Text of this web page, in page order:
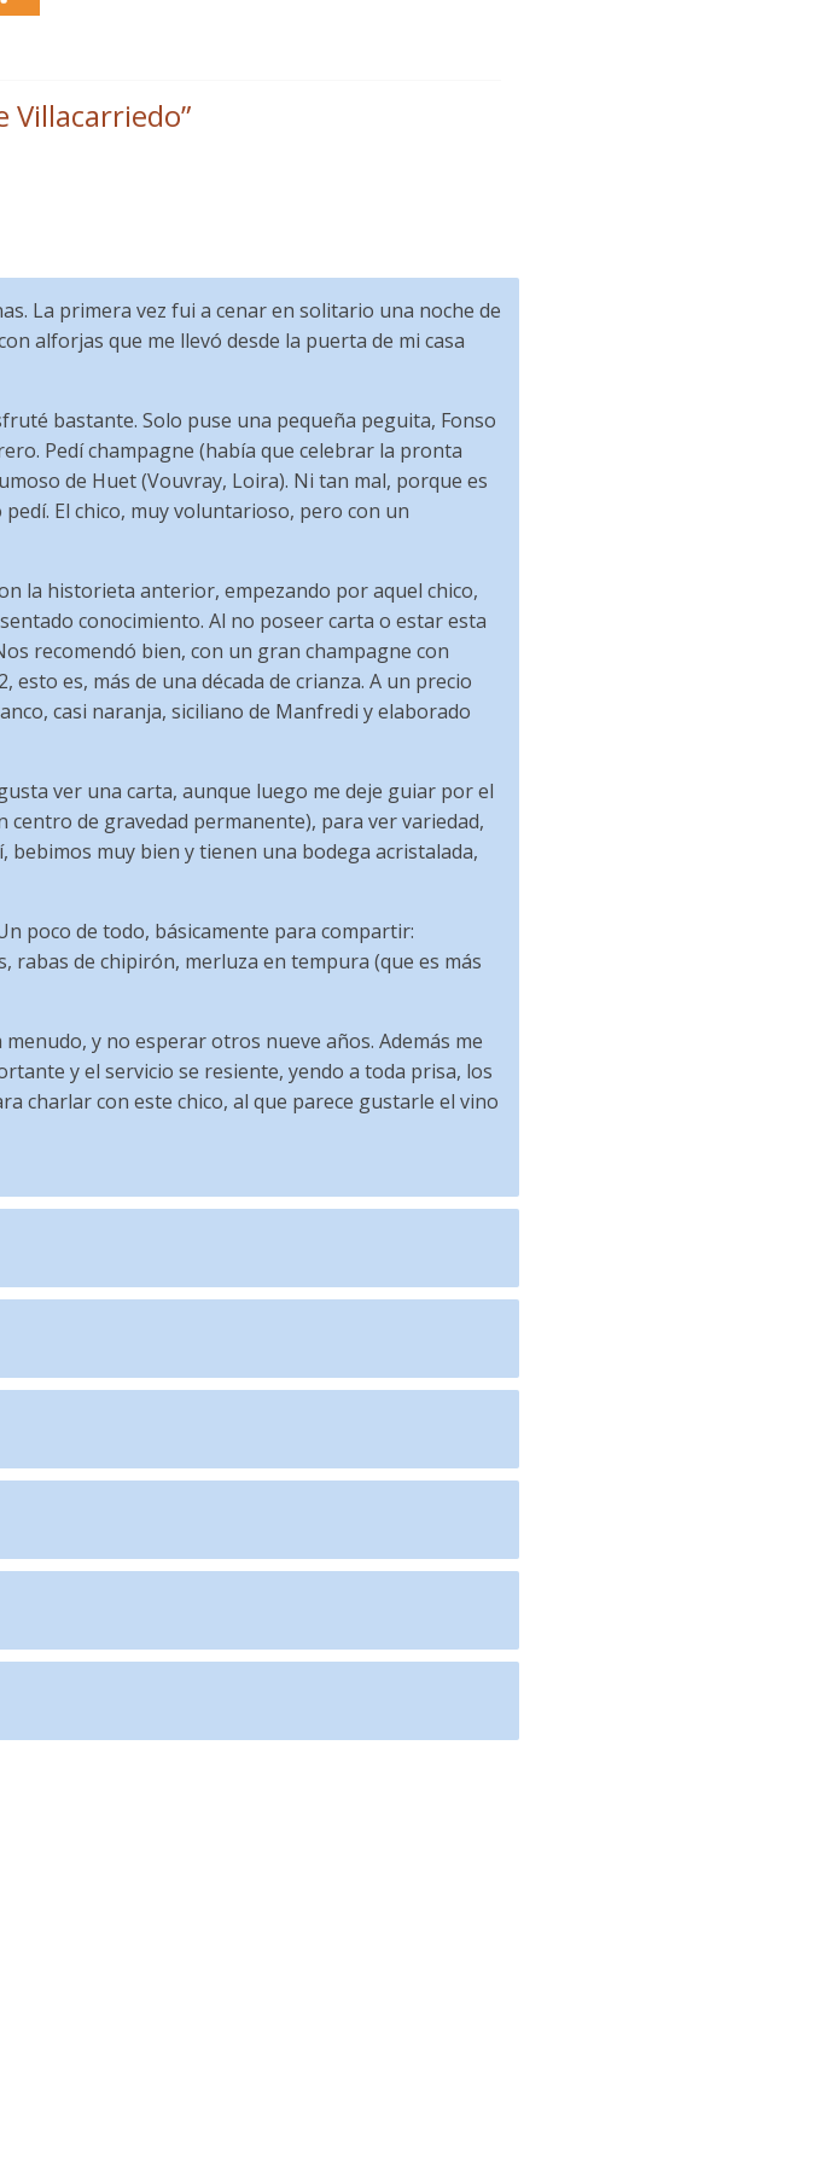
Villacarriedo”
La primera vez fui a cenar en solitario una noche de
alforjas que me llevó desde la puerta de mi casa
bastante. Solo puse una pequeña peguita, Fonso
Pedí champagne (había que celebrar la pronta
de Huet (Vouvray, Loira). Ni tan mal, porque es
El chico, muy voluntarioso, pero con un
la historieta anterior, empezando por aquel chico,
conocimiento. Al no poseer carta o estar esta
recomendó bien, con un gran champagne con
es, más de una década de crianza. A un precio
casi naranja, siciliano de Manfredi y elaborado
ver una carta, aunque luego me deje guiar por el
de gravedad permanente), para ver variedad,
muy bien y tienen una bodega acristalada,
poco de todo, básicamente para compartir:
rabas de chipirón, merluza en tempura (que es más
y no esperar otros nueve años. Además me
y el servicio se resiente, yendo a toda prisa, los
charlar con este chico, al que parece gustarle el vino